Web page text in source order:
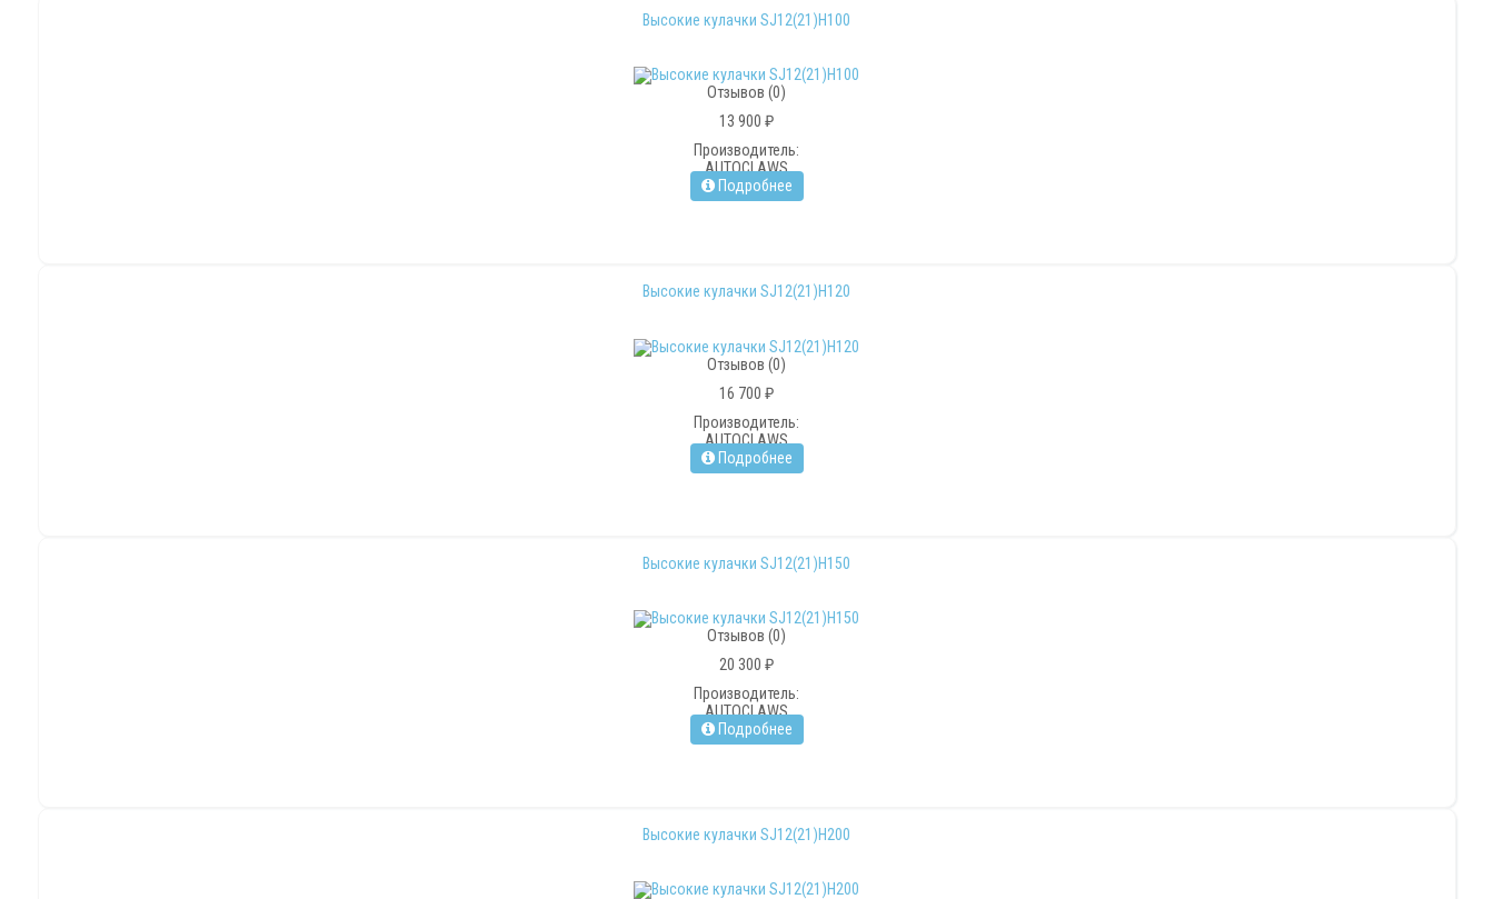
Высокие кулачки SJ12(21)H100
Отзывов (0)
13 900 ₽
Производитель:
AUTOCLAWS
Подробнее
Высокие кулачки SJ12(21)H120
Отзывов (0)
16 700 ₽
Производитель:
AUTOCLAWS
Подробнее
Высокие кулачки SJ12(21)H150
Отзывов (0)
20 300 ₽
Производитель:
AUTOCLAWS
Подробнее
Высокие кулачки SJ12(21)H200